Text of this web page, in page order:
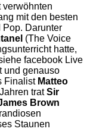
verwöhnten
mit den besten
Pop. Darunter
(The Voice
hatte,
facebook Live
und genauso
Finalist Matteo
tratSir
Brown
Staunen